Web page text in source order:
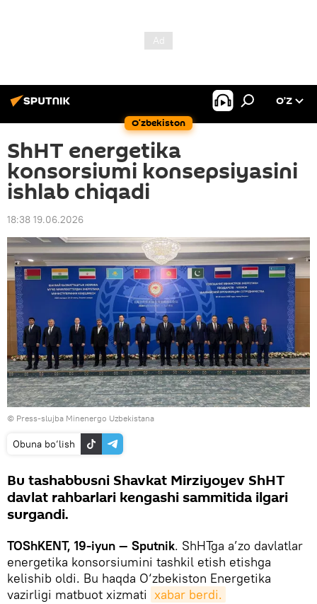
O‘zbekiston
O’Z
ShHT energetika
konsorsiumi konsepsiyasini
ishlab chiqadi
18:38 19.06.2026
© Press-slujba Minenergo Uzbekistana
Obuna bo‘lish
Bu tashabbusni Shavkat Mirziyoyev ShHT
davlat rahbarlari kengashi sammitida ilgari
surgandi.
TOShKENT, 19-iyun — Sputnik. ShHTga a’zo davlatlar
energetika konsorsiumini tashkil etish etishga
kelishib oldi. Bu haqda O‘zbekiston Energetika
vazirligi matbuot xizmati xabar berdi.